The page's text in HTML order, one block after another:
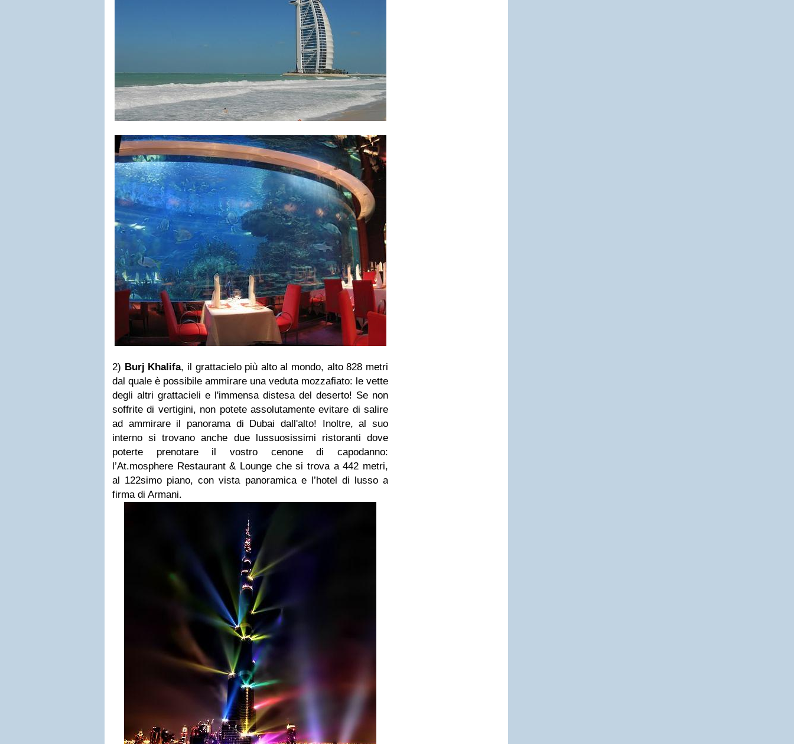
2) Burj Khalifa, il grattacielo più alto al mondo, alto 828 metri
dal quale è possibile ammirare una veduta mozzafiato: le vette
degli altri grattacieli e l'immensa distesa del deserto! Se non
soffrite di vertigini, non potete assolutamente evitare di salire
ad ammirare il panorama di Dubai dall'alto! Inoltre, al suo
interno si trovano anche due lussuosissimi ristoranti dove
poterte prenotare il vostro cenone di capodanno:
l’At.mosphere Restaurant & Lounge che si trova a 442 metri,
al 122simo piano, con vista panoramica e l’hotel di lusso a
firma di Armani.